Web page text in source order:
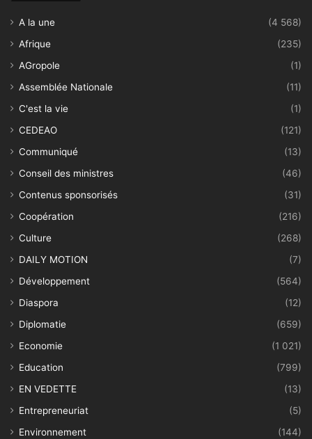
A la une
(4 568)
Afrique
(235)
AGropole
(1)
Assemblée Nationale
(11)
C'est la vie
(1)
CEDEAO
(121)
Communiqué
(13)
Conseil des ministres
(46)
Contenus sponsorisés
(31)
Coopération
(216)
Culture
(268)
DAILY MOTION
(7)
Développement
(564)
Diaspora
(12)
Diplomatie
(659)
Economie
(1 021)
Education
(799)
EN VEDETTE
(13)
Entrepreneuriat
(5)
Environnement
(144)